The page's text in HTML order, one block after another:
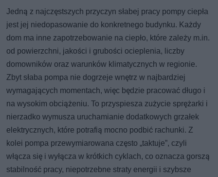
Jedną z najczęstszych przyczyn słabej pracy pompy ciepła
jest jej niedopasowanie do konkretnego budynku. Każdy
dom ma inne zapotrzebowanie na ciepło, które zależy m.in.
od powierzchni, jakości i grubości ocieplenia, liczby
domowników oraz warunków klimatycznych w regionie.
Zbyt słaba pompa nie dogrzeje wnętrz w najbardziej
wymagających momentach, więc będzie pracować długo i
na wysokim obciążeniu. To przyspiesza zużycie sprężarki i
nierzadko wymusza uruchamianie dodatkowych grzałek
elektrycznych, które potrafią mocno podbić rachunki. Z
kolei pompa przewymiarowana często „taktuje”, czyli
włącza się i wyłącza w krótkich cyklach, co oznacza gorszą
stabilność pracy, niepotrzebne straty energii i szybsze